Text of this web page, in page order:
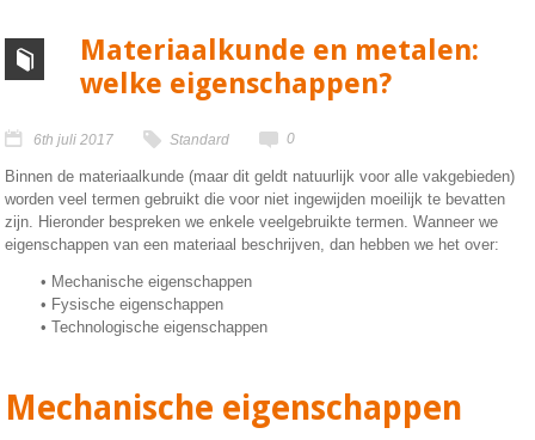
Materiaalkunde en metalen:
welke eigenschappen?
6th juli 2017 Standard 0
Binnen de materiaalkunde (maar dit geldt natuurlijk voor alle vakgebieden)
worden veel termen gebruikt die voor niet ingewijden moeilijk te bevatten
zijn. Hieronder bespreken we enkele veelgebruikte termen. Wanneer we
eigenschappen van een materiaal beschrijven, dan hebben we het over:
• Mechanische eigenschappen
• Fysische eigenschappen
• Technologische eigenschappen
Mechanische eigenschappen